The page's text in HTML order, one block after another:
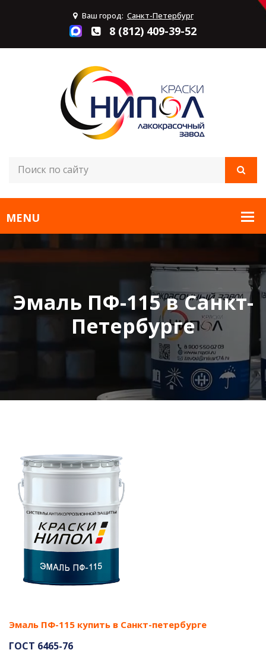
Ваш город: Санкт-Петербург
8 (812) 409-39-52
Эмаль ПФ-115 в Санкт-
Петербурге
Эмаль ПФ-115 купить в Санкт-петербурге
ГОСТ 6465-76